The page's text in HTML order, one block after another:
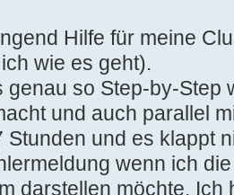
Hilfe für meine
wie es geht).
genau so Step-by-Step
und auch parallel
Stunden und es klappt
wenn ich
darstellen möchte. Ich